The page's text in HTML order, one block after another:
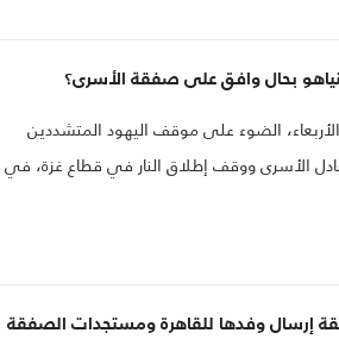
بحال وافق على صفقة الأسرى؟
الضوء على موقف اليهود المتشددين
الأسرى ووقف إطلاق النار في قطاع غزة، في
المتصاعدة ما بين مؤيد للصفقة ومعارض لها..